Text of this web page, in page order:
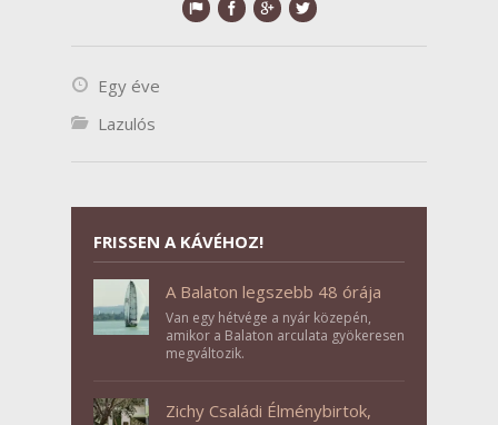
Egy éve
Lazulós
FRISSEN A KÁVÉHOZ!
A Balaton legszebb 48 órája
Van egy hétvége a nyár közepén,
amikor a Balaton arculata gyökeresen
megváltozik.
Zichy Családi Élménybirtok,